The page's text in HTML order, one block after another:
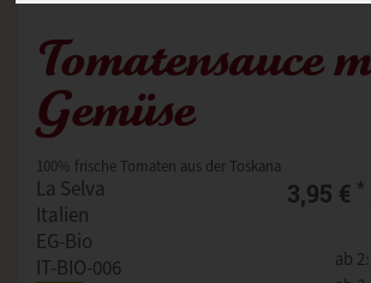
Tomatensauce
Gemüse
100% frische Tomaten aus der Toskana
La Selva
Italien
EG-Bio
IT-BIO-006
3,95 € *